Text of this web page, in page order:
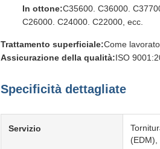
In ottone:C35600. C36000.
C26000. C24000. C22000, ecc.
Trattamento superficiale:Come
Assicurazione della qualità:ISO
Specificità dettagliate
Servizio